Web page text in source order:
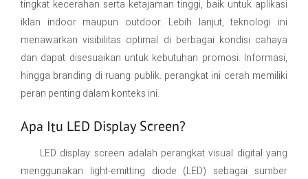
tingkat kecerahan serta ketajaman tinggi, baik untuk aplikasi
iklan indoor maupun outdoor. Lebih lanjut, teknologi ini
menawarkan visibilitas optimal di berbagai kondisi cahaya
dan dapat disesuaikan untuk kebutuhan promosi. Informasi,
hingga branding di ruang publik. perangkat ini cerah memiliki
peran penting dalam konteks ini.
Apa Itu LED Display Screen?
LED display screen adalah perangkat visual digital yang
menggunakan light-emitting diode (LED) sebagai sumber